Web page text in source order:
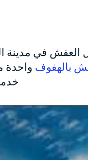
العفش في مدينة
بالهفوف واحدة